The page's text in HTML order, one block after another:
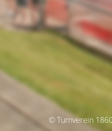
© Turnverein